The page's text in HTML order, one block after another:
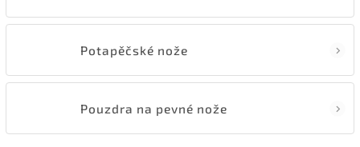
Potapěčské nože
Pouzdra na pevné nože